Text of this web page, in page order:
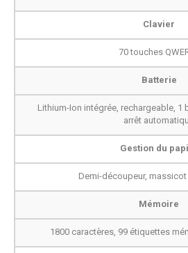
Clavier
70 touches
Batterie
Lithium-Ion intégrée, rechargeable, 1
arrêt
Gestion du
Demi-découpeur,
Mémoire
1800 caractères, 99 étiquettes